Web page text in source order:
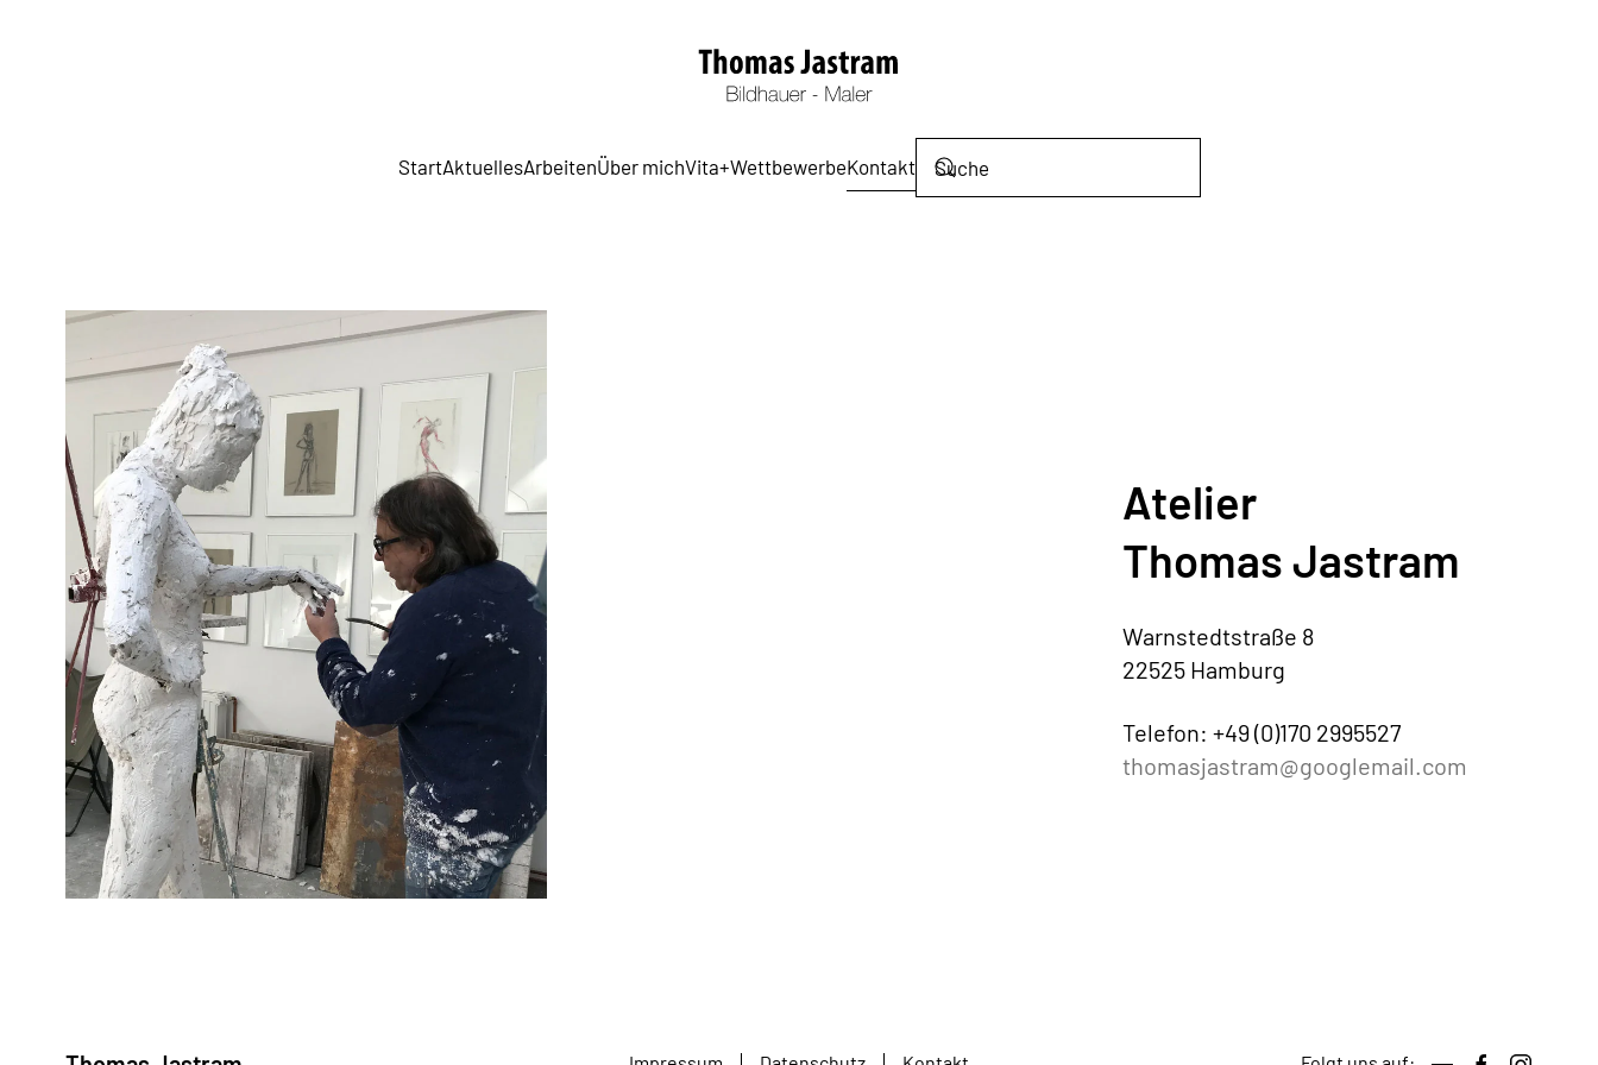
StartAktuellesArbeitenÜber michVita+WettbewerbeKontakt
Atelier
Thomas Jastram
Warnstedtstraße 8
22525 Hamburg
Telefon: +49 (0)170 2995527
thomasjastram@googlemail.com